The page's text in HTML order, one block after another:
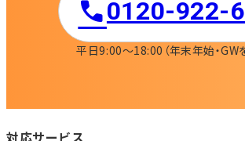
0120-922-
平日9:00〜18:00 （年末年始・GW